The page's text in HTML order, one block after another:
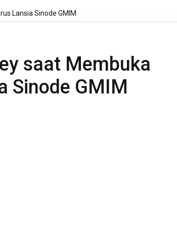
Lansia Sinode GMIM
saat Membuka
Sinode GMIM